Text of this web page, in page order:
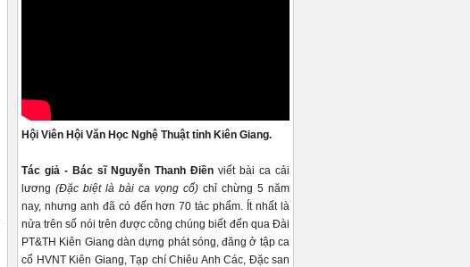
Hội Viên Hội Văn Học Nghệ Thuật tỉnh Kiên Giang.
Tác giả - Bác sĩ Nguyễn Thanh Điền viết bài ca cải
lương (Đặc biệt là bài ca vọng cổ) chỉ chừng 5 năm
nay, nhưng anh đã có đến hơn 70 tác phẩm. Ít nhất là
nửa trên số nói trên được công chúng biết đến qua Đài
PT&TH Kiên Giang dàn dựng phát sóng, đăng ở tập ca
cổ HVNT Kiên Giang, Tạp chí Chiêu Anh Các, Đặc san